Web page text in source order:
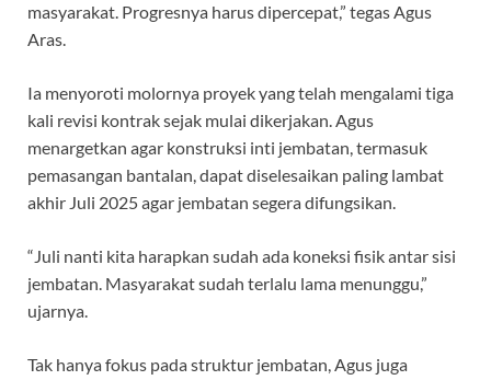
masyarakat. Progresnya harus dipercepat,” tegas Agus
Aras.
Ia menyoroti molornya proyek yang telah mengalami tiga
kali revisi kontrak sejak mulai dikerjakan. Agus
menargetkan agar konstruksi inti jembatan, termasuk
pemasangan bantalan, dapat diselesaikan paling lambat
akhir Juli 2025 agar jembatan segera difungsikan.
“Juli nanti kita harapkan sudah ada koneksi fisik antar sisi
jembatan. Masyarakat sudah terlalu lama menunggu,”
ujarnya.
Tak hanya fokus pada struktur jembatan, Agus juga